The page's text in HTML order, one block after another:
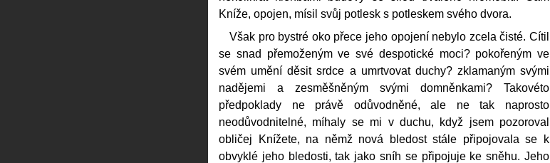
Kníže, opojen, mísil svůj potlesk s potleskem svého dvora.
Však pro bystré oko přece jeho opojení nebylo zcela čisté. Cítil
se snad přemoženým ve své despotické moci? pokořeným ve
svém umění děsit srdce a umrtvovat duchy? zklamaným svými
nadějemi a zesměšněným svými domněnkami? Takovéto
předpoklady ne právě odůvodněné, ale ne tak naprosto
neodůvodnitelné, míhaly se mi v duchu, když jsem pozoroval
obličej Knížete, na němž nová bledost stále připojovala se k
obvyklé jeho bledosti, tak jako sníh se připojuje ke sněhu. Jeho